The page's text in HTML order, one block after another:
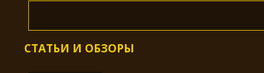
СТАТЬИ И ОБЗОРЫ